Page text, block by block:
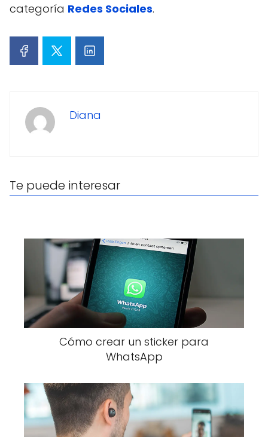
categoría Redes Sociales.
Diana
Te puede interesar
Cómo crear un sticker para
WhatsApp